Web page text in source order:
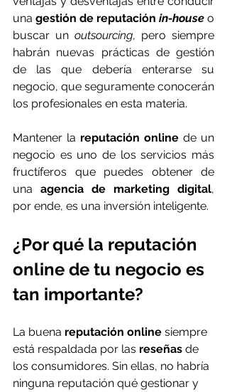
una gestión de reputación in-house o
buscar un outsourcing, pero siempre
habrán nuevas prácticas de gestión
de las que debería enterarse su
negocio, que seguramente conocerán
los profesionales en esta materia.
Mantener la reputación online de un
negocio es uno de los servicios más
fructíferos que puedes obtener de
una agencia de marketing digital,
por ende, es una inversión inteligente.
¿Por qué la reputación
online de tu negocio es
tan importante?
La buena reputación online siempre
está respaldada por las reseñas de
los consumidores. Sin ellas, no habría
ninguna reputación qué gestionar y